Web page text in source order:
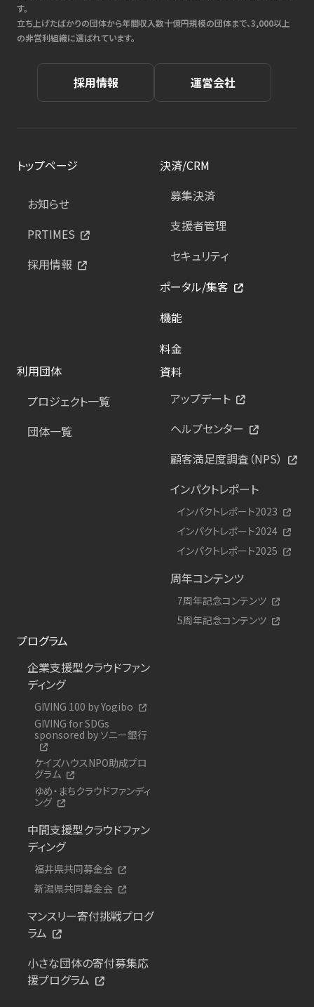
す。
立ち上げたばかりの団体から年間収入数十億円規模の団体まで、3,000以上
の非営利組織に選ばれています。
採用情報 運営会社
トップページ
お知らせ
PRTIMES
採用情報
決済/CRM
募集決済
支援者管理
セキュリティ
ポータル/集客
機能
料金
利用団体
プロジェクト一覧
団体一覧
資料
アップデート
ヘルプセンター
顧客満足度調査（NPS）
インパクトレポート
インパクトレポート2023
インパクトレポート2024
インパクトレポート2025
周年コンテンツ
7周年記念コンテンツ
5周年記念コンテンツ
プログラム
企業支援型クラウドファン
ディング
GIVING 100 by Yogibo
GIVING for SDGs
sponsored by ソニー銀行
ケイズハウスNPO助成プロ
グラム
ゆめ・まちクラウドファンディ
ング
中間支援型クラウドファン
ディング
福井県共同募金会
新潟県共同募金会
マンスリー寄付挑戦プログ
ラム
小さな団体の寄付募集応
援プログラム